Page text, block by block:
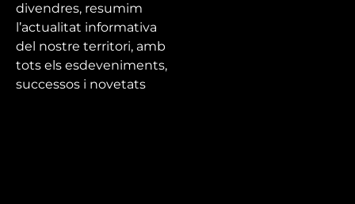
divendres, resumim
l’actualitat informativa
del nostre territori, amb
tots els esdeveniments,
successos i novetats